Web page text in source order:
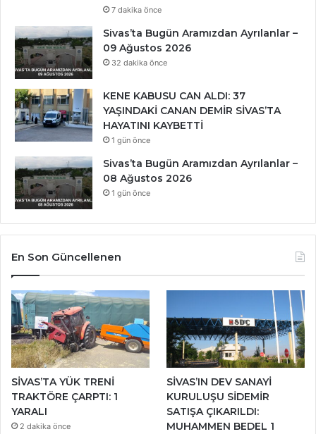
7 dakika önce
Sivas’ta Bugün Aramızdan Ayrılanlar –
09 Ağustos 2026
32 dakika önce
KENE KABUSU CAN ALDI: 37
YAŞINDAKİ CANAN DEMİR SİVAS’TA
HAYATINI KAYBETTİ
1 gün önce
Sivas’ta Bugün Aramızdan Ayrılanlar –
08 Ağustos 2026
1 gün önce
En Son Güncellenen
SİVAS’TA YÜK TRENİ
TRAKTÖRE ÇARPTI: 1
YARALI
2 dakika önce
SİVAS’IN DEV SANAYİ
KURULUŞU SİDEMİR
SATIŞA ÇIKARILDI:
MUHAMMEN BEDEL 1